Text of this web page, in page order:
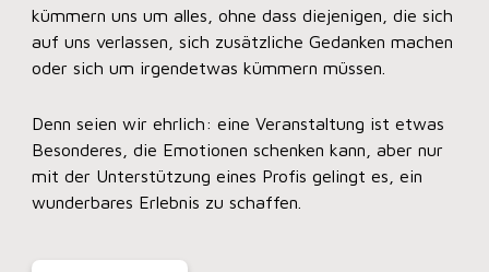
kümmern uns um alles, ohne dass diejenigen, die sich
auf uns verlassen, sich zusätzliche Gedanken machen
oder sich um irgendetwas kümmern müssen.
Denn seien wir ehrlich: eine Veranstaltung ist etwas
Besonderes, die Emotionen schenken kann, aber nur
mit der Unterstützung eines Profis gelingt es, ein
wunderbares Erlebnis zu schaffen.